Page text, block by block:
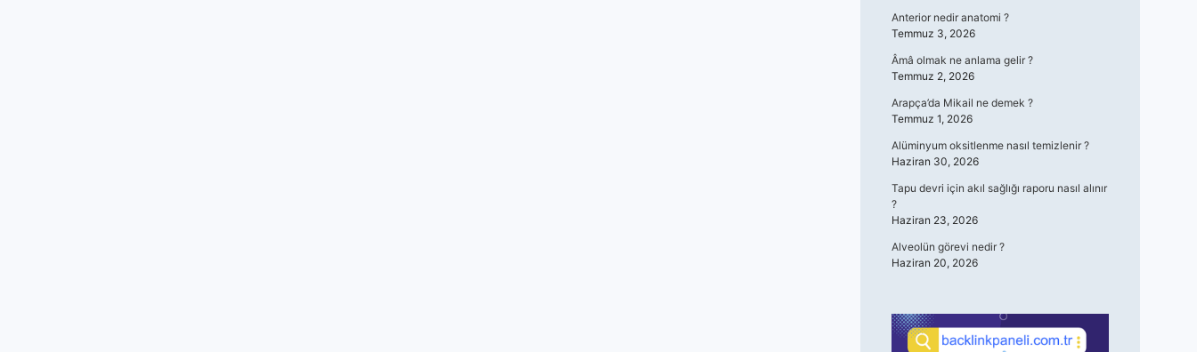
Anterior nedir anatomi ?
Temmuz 3, 2026
Âmâ olmak ne anlama gelir ?
Temmuz 2, 2026
Arapça’da Mikail ne demek ?
Temmuz 1, 2026
Alüminyum oksitlenme nasıl temizlenir ?
Haziran 30, 2026
Tapu devri için akıl sağlığı raporu nasıl alınır
?
Haziran 23, 2026
Alveolün görevi nedir ?
Haziran 20, 2026